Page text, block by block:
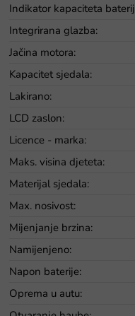
Indikator kapaciteta
Integrirana glazba:
Jačina motora:
Kapacitet sjedala:
Lakirano:
LCD zaslon:
Licence - marka:
Maks. visina djeteta:
Materijal sjedala:
Max. nosivost:
Mijenjanje brzina:
Namijenjeno:
Napon baterije:
Oprema u autu: